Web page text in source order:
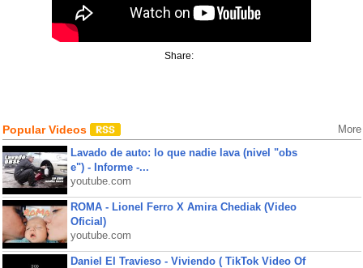
Share:
Popular Videos More
Lavado de auto: lo que nadie lava (nivel "obs
e") - Informe -...
youtube.com
ROMA - Lionel Ferro X Amira Chediak (Video
Oficial)
youtube.com
Daniel El Travieso - Viviendo ( TikTok Video Of